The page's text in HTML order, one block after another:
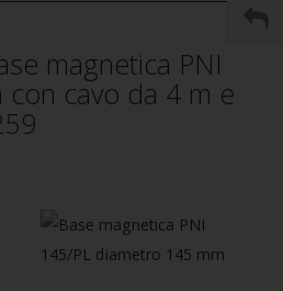
magnetica PNI
con cavo da 4 m e